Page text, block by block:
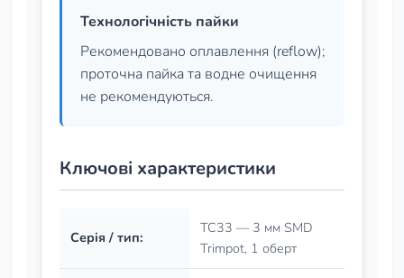
Технологічність пайки
Рекомендовано оплавлення (reflow);
проточна пайка та водне очищення
не рекомендуються.
Ключові характеристики
Серія / тип:
TC33 — 3 мм SMD
Trimpot, 1 оберт